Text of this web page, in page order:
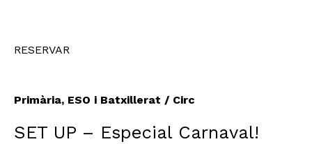
RESERVAR
Primària, ESO i Batxillerat / Circ
SET UP – Especial Carnaval!